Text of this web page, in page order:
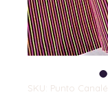
SKU: Punto